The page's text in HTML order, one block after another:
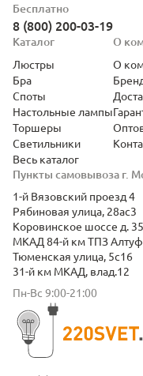
Бесплатно
8 (800) 200-03-19
Пункты самовывоза г.
1-й Вязовский проезд 4
Рябиновая улица, 28ас3
Коровинское шоссе д. 35
МКАД 84-й км ТПЗ
Тюменская улица, 5с16
31-й км МКАД, влад.12
Пн-Вс 9:00-21:00
Каталог
Люстры
Бра
Споты
Настольные лампы
Торшеры
Светильники
Весь каталог
О
О